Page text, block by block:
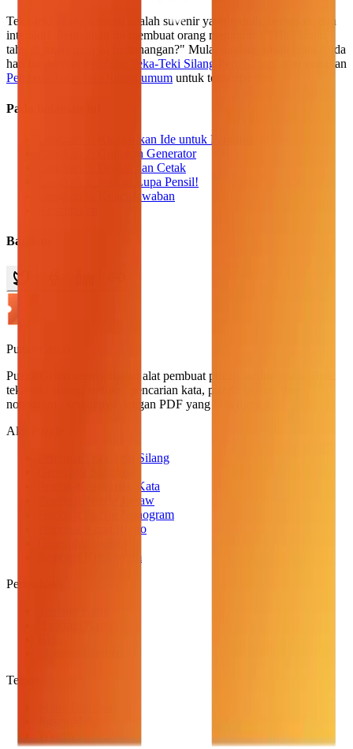
Teka-teki silang kustom adalah suvenir yang murah, berkesan, dan
interaktif. Permainan ini membuat orang mengobrol: "Hei, kamu
tahu di mana mereka bertunangan?" Mulai rancang kisah cinta Anda
hari ini dengan
Pembuat Teka-Teki Silang Pernikahan
, atau gunakan
Pembuat Teka-Teki Silang umum untuk tema apa pun.
Pada halaman ini
Langkah 1: Kumpulkan Ide untuk Petunjuk
Langkah 2: Gunakan Generator
Langkah 3: Desain dan Cetak
Langkah 4: Jangan Lupa Pensil!
Langkah 5: Kunci Jawaban
Bagikan
PuzzleGenio
PuzzleGenio menyediakan alat pembuat puzzle online gratis. Buat
teka-teki silang, sudoku, pencarian kata, puzzle jigsaw, dan
nonogram - semuanya dengan PDF yang bisa dicetak.
Alat Puzzle
Pembuat Teka-Teki Silang
Pembuat Pencarian Kata
Pembuat Puzzle Jigsaw
Pembuat Puzzle Nonogram
Pembuat Kartu Bingo
Pembuat Kriptogram
Perusahaan
Teman